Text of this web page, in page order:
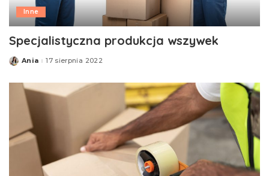
Inne
Specjalistyczna produkcja wszywek
Posted
Ania 17 sierpnia 2022